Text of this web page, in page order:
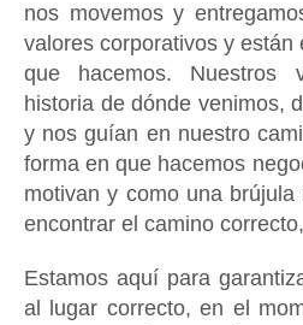
nos movemos y
valores corporativos y
que hacemos. Nuestros
historia de dónde venimos,
y nos guían en nuestro
forma en que hacemos
motivan y como una
encontrar el camino
Estamos aquí para
al lugar correcto, en el